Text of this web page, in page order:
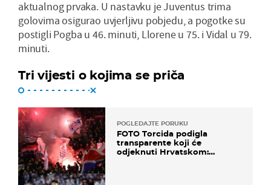
aktualnog prvaka. U nastavku je Juventus trima
golovima osigurao uvjerljivu pobjedu, a pogotke su
postigli Pogba u 46. minuti, Llorene u 75. i Vidal u 79.
minuti.
Tri vijesti o kojima se priča
POGLEDAJTE PORUKU
FOTO Torcida podigla
transparente koji će
odjeknuti Hrvatskom: